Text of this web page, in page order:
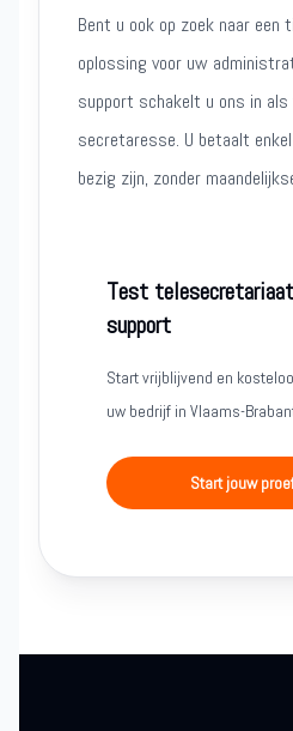
Bent u ook op zoek naar een
oplossing voor uw
support schakelt u ons in als
secretaresse. U betaalt
bezig zijn, zonder
Test
support
Start vrijblijvend en
uw bedrijf in Vlaams-
Start jouw